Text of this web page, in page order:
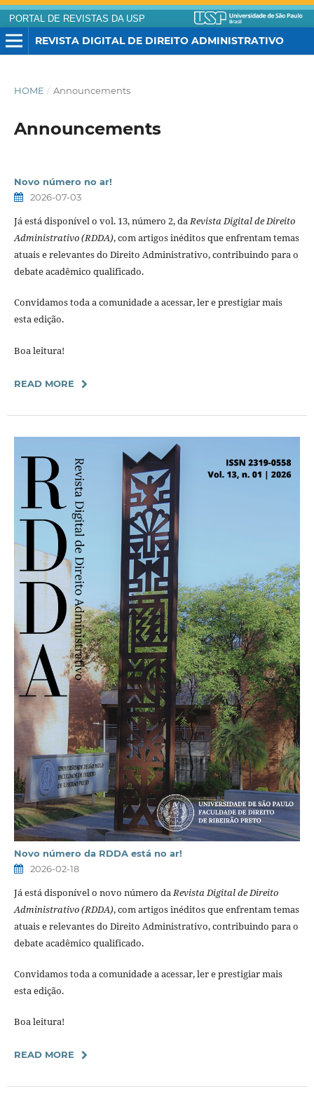
PORTAL DE REVISTAS DA USP
REVISTA DIGITAL DE DIREITO ADMINISTRATIVO
HOME / Announcements
Announcements
Novo número no ar!
2026-07-03
Já está disponível o vol. 13, número 2, daRevista Digital de Direito
Administrativo (RDDA), com artigos inéditos que enfrentam temas
atuais e relevantes do Direito Administrativo, contribuindo para o
debate acadêmico qualificado.
Convidamos toda a comunidade a acessar, ler e prestigiar mais
esta edição.
Boa leitura!
READ MORE
Novo número da RDDA está no ar!
2026-02-18
Já está disponível o novo número daRevista Digital de Direito
Administrativo (RDDA), com artigos inéditos que enfrentam temas
atuais e relevantes do Direito Administrativo, contribuindo para o
debate acadêmico qualificado.
Convidamos toda a comunidade a acessar, ler e prestigiar mais
esta edição.
Boa leitura!
READ MORE